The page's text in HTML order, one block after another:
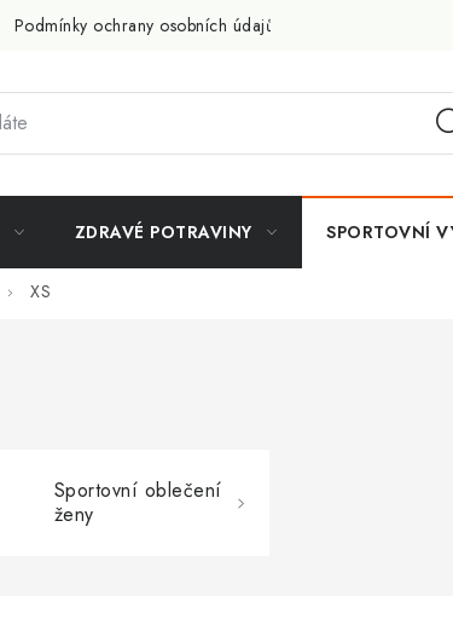
Podmínky ochrany osobních údajů
ZDRAVÉ POTRAVINY SPORTOVNÍ
XS
Sportovní oblečení
ženy